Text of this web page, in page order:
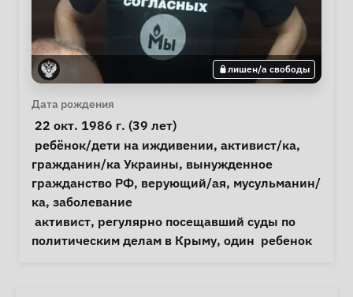
лишен/а свободы
Личная информация
Дата рождения
22 окт. 1986 г. (39 лет)
Особые обстоятельства
ребёнок/дети на иждивении, активист/ка
гражданин/ка Украины, вынужденное
гражданство РФ, верующий/ая, мусульманин/
ка, заболевание
Примечания
политическим делам в Крыму, один  ребенок